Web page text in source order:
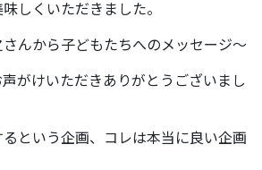
しくいただきました。
んから子どもたちへのメッセージ～
がけいただきありがとうございまし
という企画、コレは本当に良い企画